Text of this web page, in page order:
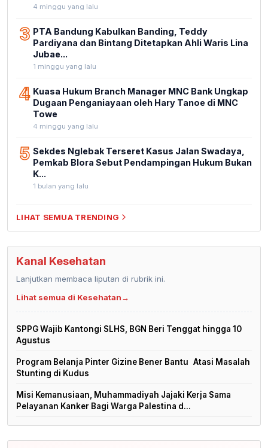
4 minggu yang lalu
3 PTA Bandung Kabulkan Banding, Teddy
Pardiyana dan Bintang Ditetapkan Ahli Waris Lina
Jubae...
1 minggu yang lalu
4 Kuasa Hukum Branch Manager MNC Bank Ungkap
Dugaan Penganiayaan oleh Hary Tanoe di MNC
Towe
4 minggu yang lalu
5 Sekdes Nglebak Terseret Kasus Jalan Swadaya,
Pemkab Blora Sebut Pendampingan Hukum Bukan
K...
1 bulan yang lalu
LIHAT SEMUA TRENDING
Kanal Kesehatan
Lanjutkan membaca liputan di rubrik ini.
Lihat semua di Kesehatan→
SPPG Wajib Kantongi SLHS, BGN Beri Tenggat hingga 10
Agustus
Program Belanja Pinter Gizine Bener Bantu Atasi Masalah
Stunting di Kudus
Misi Kemanusiaan, Muhammadiyah Jajaki Kerja Sama
Pelayanan Kanker Bagi Warga Palestina d...